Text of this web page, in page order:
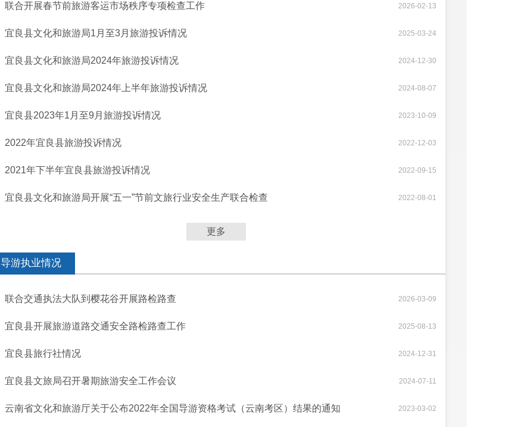
联合开展春节前旅游客运市场秩序专项检查工作 2026-02-13
宜良县文化和旅游局1月至3月旅游投诉情况 2025-03-24
宜良县文化和旅游局2024年旅游投诉情况 2024-12-30
宜良县文化和旅游局2024年上半年旅游投诉情况 2024-08-07
宜良县2023年1月至9月旅游投诉情况 2023-10-09
2022年宜良县旅游投诉情况 2022-12-03
2021年下半年宜良县旅游投诉情况 2022-09-15
宜良县文化和旅游局开展“五一”节前文旅行业安全生产联合检查 2022-08-01
更多
导游执业情况
联合交通执法大队到樱花谷开展路检路查 2026-03-09
宜良县开展旅游道路交通安全路检路查工作 2025-08-13
宜良县旅行社情况 2024-12-31
宜良县文旅局召开暑期旅游安全工作会议 2024-07-11
云南省文化和旅游厅关于公布2022年全国导游资格考试（云南考区）结果的通知 2023-03-02